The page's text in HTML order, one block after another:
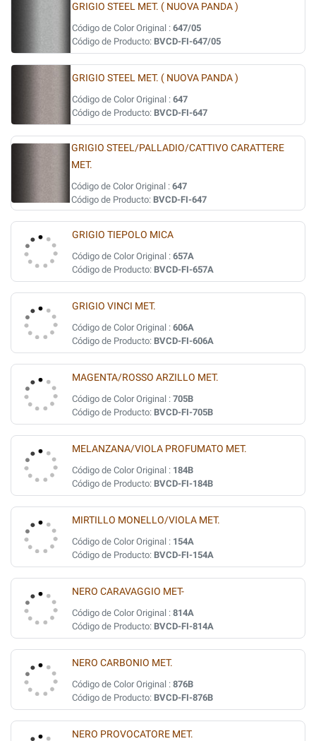
GRIGIO STEEL MET. ( NUOVA PANDA )
Código de Color Original : 647/05
Código de Producto: BVCD-FI-647/05
GRIGIO STEEL MET. ( NUOVA PANDA )
Código de Color Original : 647
Código de Producto: BVCD-FI-647
GRIGIO STEEL/PALLADIO/CATTIVO CARATTERE
MET.
Código de Color Original : 647
Código de Producto: BVCD-FI-647
GRIGIO TIEPOLO MICA
Código de Color Original : 657A
Código de Producto: BVCD-FI-657A
GRIGIO VINCI MET.
Código de Color Original : 606A
Código de Producto: BVCD-FI-606A
MAGENTA/ROSSO ARZILLO MET.
Código de Color Original : 705B
Código de Producto: BVCD-FI-705B
MELANZANA/VIOLA PROFUMATO MET.
Código de Color Original : 184B
Código de Producto: BVCD-FI-184B
MIRTILLO MONELLO/VIOLA MET.
Código de Color Original : 154A
Código de Producto: BVCD-FI-154A
NERO CARAVAGGIO MET-
Código de Color Original : 814A
Código de Producto: BVCD-FI-814A
NERO CARBONIO MET.
Código de Color Original : 876B
Código de Producto: BVCD-FI-876B
NERO PROVOCATORE MET.